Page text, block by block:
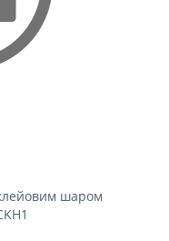
шаром